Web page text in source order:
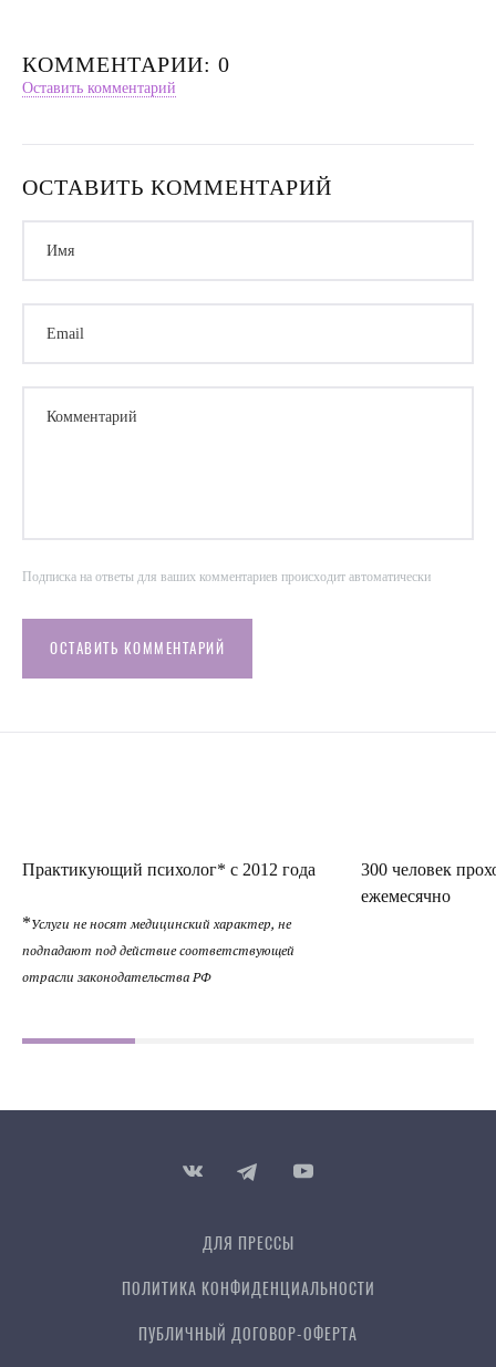
КОММЕНТАРИИ: 0
Оставить комментарий
ОСТАВИТЬ КОММЕНТАРИЙ
Имя
Email
Комментарий
Подписка на ответы для ваших комментариев происходит автоматически
ОСТАВИТЬ КОММЕНТАРИЙ
Практикующий психолог* с 2012 года
*Услуги не носят медицинский характер, не
подпадают под действие соответствующей
отрасли законодательства РФ
300 человек
ежемесячно
ДЛЯ ПРЕССЫ
ПОЛИТИКА КОНФИДЕН­ЦИ­АЛЬ­НОСТИ
ПУБЛИЧНЫЙ ДОГОВОР-ОФЕРТА